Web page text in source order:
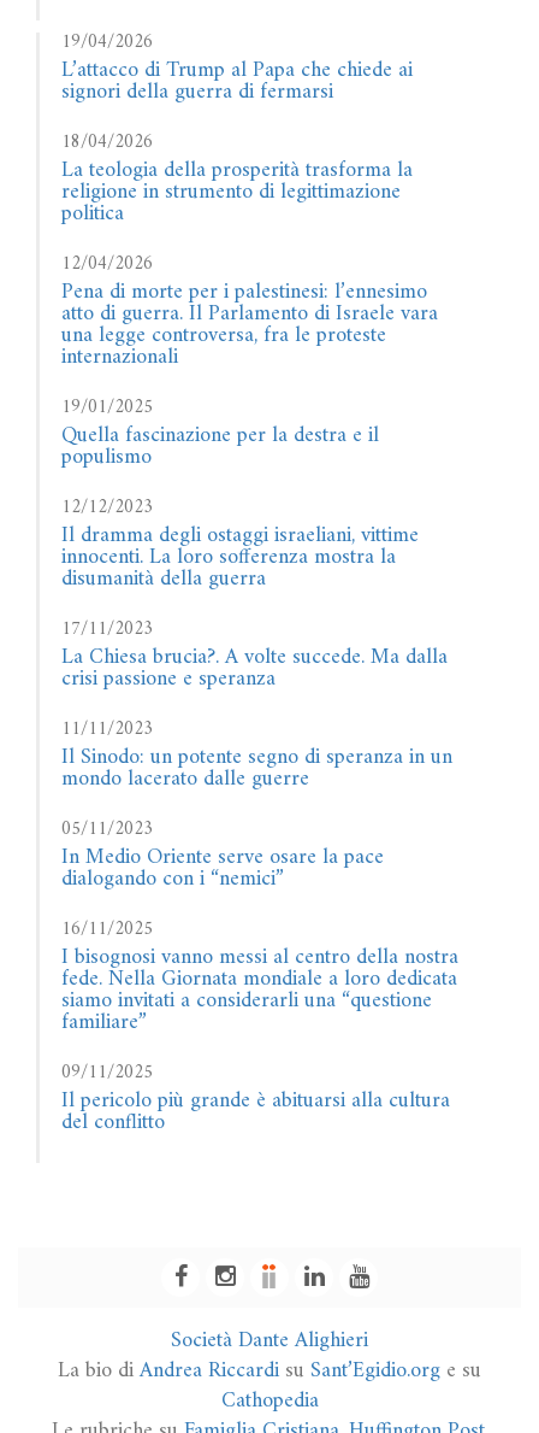
19/04/2026
L’attacco di Trump al Papa che chiede ai
signori della guerra di fermarsi
18/04/2026
La teologia della prosperità trasforma la
religione in strumento di legittimazione
politica
12/04/2026
Pena di morte per i palestinesi: l’ennesimo
atto di guerra. Il Parlamento di Israele vara
una legge controversa, fra le proteste
internazionali
19/01/2025
Quella fascinazione per la destra e il
populismo
12/12/2023
Il dramma degli ostaggi israeliani, vittime
innocenti. La loro sofferenza mostra la
disumanità della guerra
17/11/2023
La Chiesa brucia?. A volte succede. Ma dalla
crisi passione e speranza
11/11/2023
Il Sinodo: un potente segno di speranza in un
mondo lacerato dalle guerre
05/11/2023
In Medio Oriente serve osare la pace
dialogando con i “nemici”
16/11/2025
I bisognosi vanno messi al centro della nostra
fede. Nella Giornata mondiale a loro dedicata
siamo invitati a considerarli una “questione
familiare”
09/11/2025
Il pericolo più grande è abituarsi alla cultura
del conflitto
Società Dante Alighieri
La bio diAndrea RiccardisuSant’Egidio.orge su
Cathopedia